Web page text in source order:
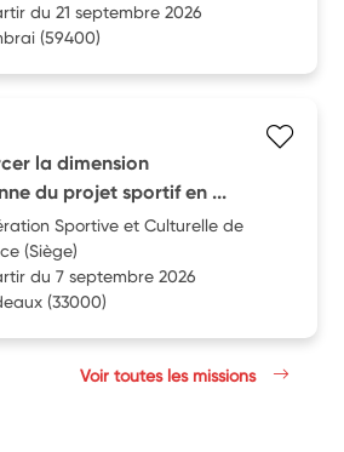
du 21 septembre 2026
(59400)
la dimension
du projet sportif en ...
Sportive et Culturelle de
(Siège)
du 7 septembre 2026
(33000)
Voir toutes les missions